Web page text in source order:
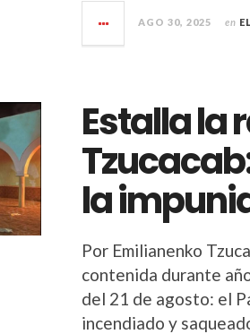
AGO 30, 2025 en
Estalla la
la
Por Emilianenko
contenida durante
del 21 de agosto: el
incendiado y